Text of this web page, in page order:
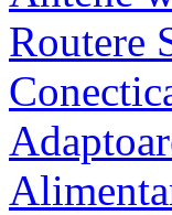
Routere